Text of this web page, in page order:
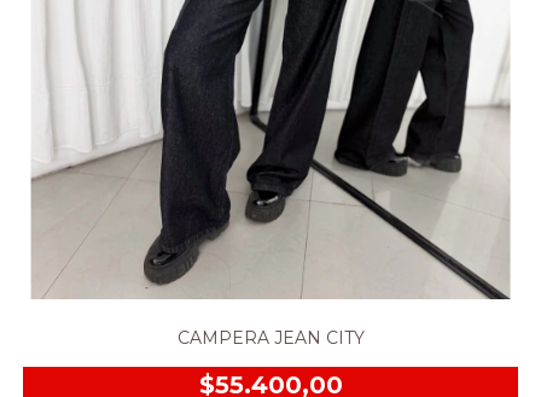
CAMPERA JEAN CITY
$55.400,00